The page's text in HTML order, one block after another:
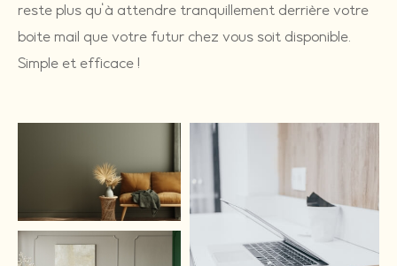
reste plus qu'à attendre tranquillement derrière votre
boite mail que votre futur chez vous soit disponible.
Simple et efficace !